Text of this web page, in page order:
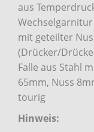
aus
mit geteilter
(Drücker/
Falle aus Stahl
65mm, Nuss
tourig
Hinweis: